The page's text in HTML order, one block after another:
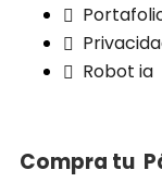
Robot ia
Compra tu